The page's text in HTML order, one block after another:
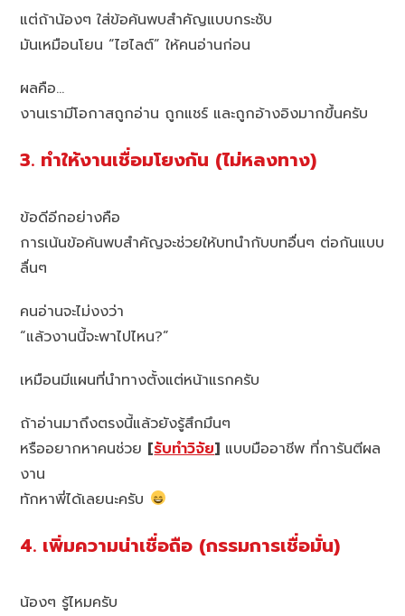
แต่ถ้าน้องๆ ใส่ข้อค้นพบสำคัญแบบกระชับ
มันเหมือนโยน “ไฮไลต์” ให้คนอ่านก่อน
ผลคือ…
งานเรามีโอกาสถูกอ่าน ถูกแชร์ และถูกอ้างอิงมากขึ้นครับ
3. ทำให้งานเชื่อมโยงกัน (ไม่หลงทาง)
ข้อดีอีกอย่างคือ
การเน้นข้อค้นพบสำคัญจะช่วยให้บทนำกับบทอื่นๆ ต่อกันแบบ
ลื่นๆ
คนอ่านจะไม่งงว่า
“แล้วงานนี้จะพาไปไหน?”
เหมือนมีแผนที่นำทางตั้งแต่หน้าแรกครับ
ถ้าอ่านมาถึงตรงนี้แล้วยังรู้สึกมึนๆ
หรืออยากหาคนช่วย [รับทำวิจัย] แบบมืออาชีพ ที่การันตีผล
งาน
ทักหาพี่ได้เลยนะครับ
4. เพิ่มความน่าเชื่อถือ (กรรมการเชื่อมั่น)
น้องๆ รู้ไหมครับ